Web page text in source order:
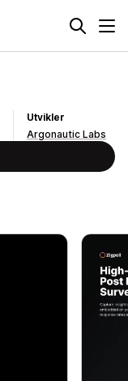
Utvikler
Argonautic Labs